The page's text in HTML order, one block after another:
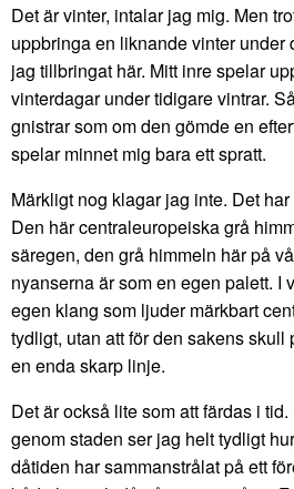
Det är vinter, intalar jag mig. Men
uppbringa en liknande vinter under
jag tillbringat här. Mitt inre spelar
vinterdagar under tidigare vintrar.
gnistrar som om den gömde en
spelar minnet mig bara ett spratt.
Märkligt nog klagar jag inte. Det
Den här centraleuropeiska grå
säregen, den grå himmeln här på
nyanserna är som en egen palett. I
egen klang som ljuder märkbart
tydligt, utan att för den sakens skull
en enda skarp linje.
Det är också lite som att färdas i
genom staden ser jag helt tydligt
dåtiden har sammanstrålat på ett